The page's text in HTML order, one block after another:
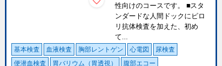
性向けのコースです。 ■スタ
ンダードな人間ドックにピロ
リ抗体検査を加えた、初め
て...
基本検査 血液検査 胸部レントゲン 心電図
尿検査
便潜血検査
胃バリウム（胃透視）
腹部エコー